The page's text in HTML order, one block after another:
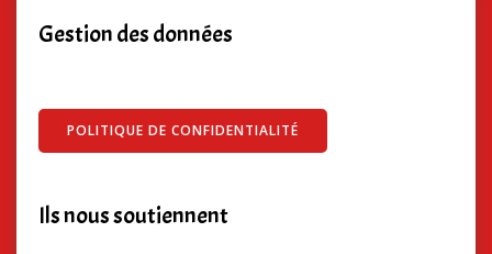
Gestion des données
POLITIQUE DE CONFIDENTIALITÉ
Ils nous soutiennent